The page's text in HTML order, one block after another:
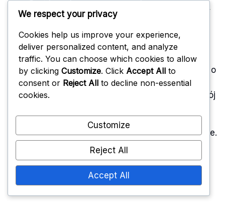
znacznie dłużej w podobnych warunkach. Gracze,
którzy priorytetowo traktują długowieczność
swojego sprzętu, mogą uznać piłki plastikowe za
bardziej niezawodny wybór.
Częste używanie piłek celuloidowych w meczach o
wysokiej intensywności może prowadzić do
szybszego zużycia. Gracze powinni rozważyć swój
opcjami celuloidowymi a plastikowymi, ponieważ
może to znacząco wpłynąć na ogólne zadowolenie.
Charakterystyka
odbicia
We respect your privacy
Cookies help us improve your experience,
deliver personalized content, and analyze
traffic. You can choose which cookies to allow
by clicking Customize. Click Accept All to
consent or Reject All to decline non-essential
cookies.
Customize
Reject All
Accept All